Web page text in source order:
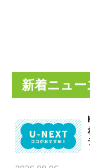
新着ニュー